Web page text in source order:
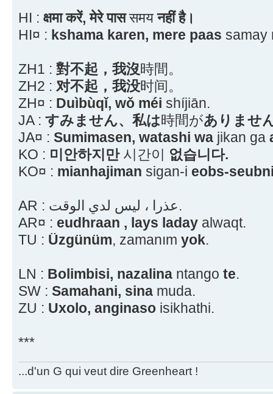
HI : क्षमा करें, मेरे पाससमयनहीं है।
HI¤ : kshama karen, mere paas samay
ZH1 : 對不起，我沒時間。
ZH2 : 对不起，我没时间。
ZH¤ : Duìbùqǐ, wǒ méi shíjiān.
JA : すみません、私は時間がありませ
JA¤ : Sumimasen, watashi wa jikan ga
KO : 미안하지만시간이 없습니다.
KO¤ : mianhajiman sigan-i eobs-
AR : عذرا ، ليس لدي الوقت.
AR¤ : eudhraan , lays laday alwaqt.
TU : Üzgünüm, zamanım yok.
LN : Bolimbisi, nazalina ntango te.
SW : Samahani, sina muda.
ZU : Uxolo, anginaso isikhathi.
***
...d'un G qui veut dire Greenheart !